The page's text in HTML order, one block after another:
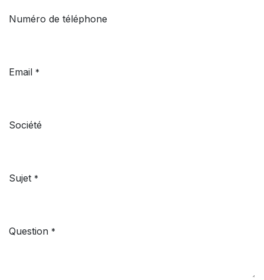
Numéro de téléphone
Email *
Société
Sujet *
Question *